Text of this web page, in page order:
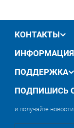
КОНТАКТЫ
ИНФОРМАЦИЯ
ПОДДЕРЖКА
ПОДПИШИСЬ
и получайте